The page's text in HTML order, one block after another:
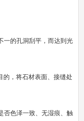
一的孔洞刮平，而达到光
的，将石材表面、接缝处
否色泽一致、无湿痕、触